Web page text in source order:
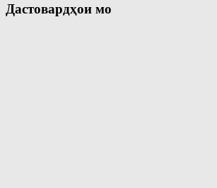
Дастовардҳои мо